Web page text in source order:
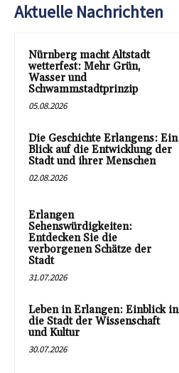
Aktuelle Nachrichten
Nürnberg macht Altstadt
wetterfest: Mehr Grün,
Wasser und
Schwammstadtprinzip
05.08.2026
Die Geschichte Erlangens: Ein
Blick auf die Entwicklung der
Stadt und ihrer Menschen
02.08.2026
Erlangen
Sehenswürdigkeiten:
Entdecken Sie die
verborgenen Schätze der
Stadt
31.07.2026
Leben in Erlangen: Einblick in
die Stadt der Wissenschaft
und Kultur
30.07.2026